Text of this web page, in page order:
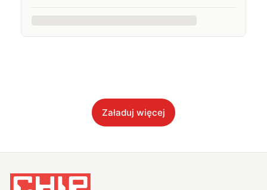
Załaduj więcej